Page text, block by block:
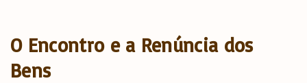
O Encontro e a Renúncia dos
Bens